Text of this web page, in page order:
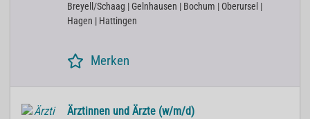
Breyell/Schaag | Gelnhausen | Bochum | Oberursel |
Hagen | Hattingen
Merken
Ärztinnen und Ärzte (w/m/d)